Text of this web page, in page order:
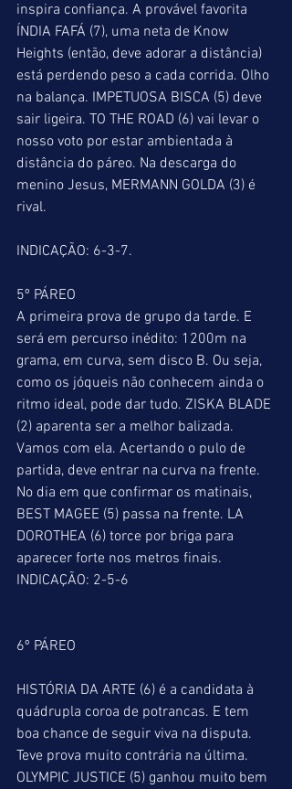
inspira confiança. A provável favorita
ÍNDIA FAFÁ (7), uma neta de Know
Heights (então, deve adorar a distância)
está perdendo peso a cada corrida. Olho
na balança. IMPETUOSA BISCA (5) deve
sair ligeira. TO THE ROAD (6) vai levar o
nosso voto por estar ambientada à
distância do páreo. Na descarga do
menino Jesus, MERMANN GOLDA (3) é
rival.
INDICAÇÃO: 6-3-7.
5º PÁREO
A primeira prova de grupo da tarde. E
será em percurso inédito: 1200m na
grama, em curva, sem disco B. Ou seja,
como os jóqueis não conhecem ainda o
ritmo ideal, pode dar tudo. ZISKA BLADE
(2) aparenta ser a melhor balizada.
Vamos com ela. Acertando o pulo de
partida, deve entrar na curva na frente.
No dia em que confirmar os matinais,
BEST MAGEE (5) passa na frente. LA
DOROTHEA (6) torce por briga para
aparecer forte nos metros finais.
INDICAÇÃO: 2-5-6
6º PÁREO
HISTÓRIA DA ARTE (6) é a candidata à
quádrupla coroa de potrancas. E tem
boa chance de seguir viva na disputa.
Teve prova muito contrária na última.
OLYMPIC JUSTICE (5) ganhou muito bem